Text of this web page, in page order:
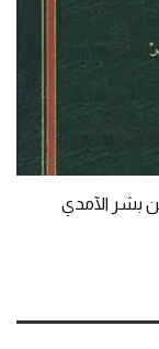
بشر الآمدي